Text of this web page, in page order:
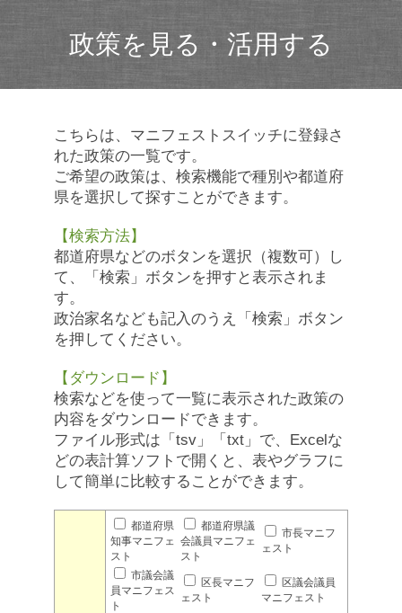
政策を見る・活用する
こちらは、マニフェストスイッチに登録さ
れた政策の一覧です。
ご希望の政策は、検索機能で種別や都道府
県を選択して探すことができます。
【検索方法】
都道府県などのボタンを選択（複数可）し
て、「検索」ボタンを押すと表示されま
す。
政治家名なども記入のうえ「検索」ボタン
を押してください。
【ダウンロード】
検索などを使って一覧に表示された政策の
内容をダウンロードできます。
ファイル形式は「tsv」「txt」で、Excelな
どの表計算ソフトで開くと、表やグラフに
して簡単に比較することができます。
都道府県
知事マニフェ
スト
都道府県議
会議員マニフェ
スト
市長マニフ
ェスト
市議会議
員マニフェス
ト
区長マニフ
ェスト
区議会議員
マニフェスト